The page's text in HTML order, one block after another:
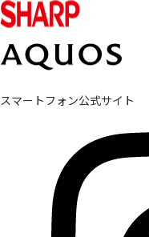
スマートフォン公式サイト